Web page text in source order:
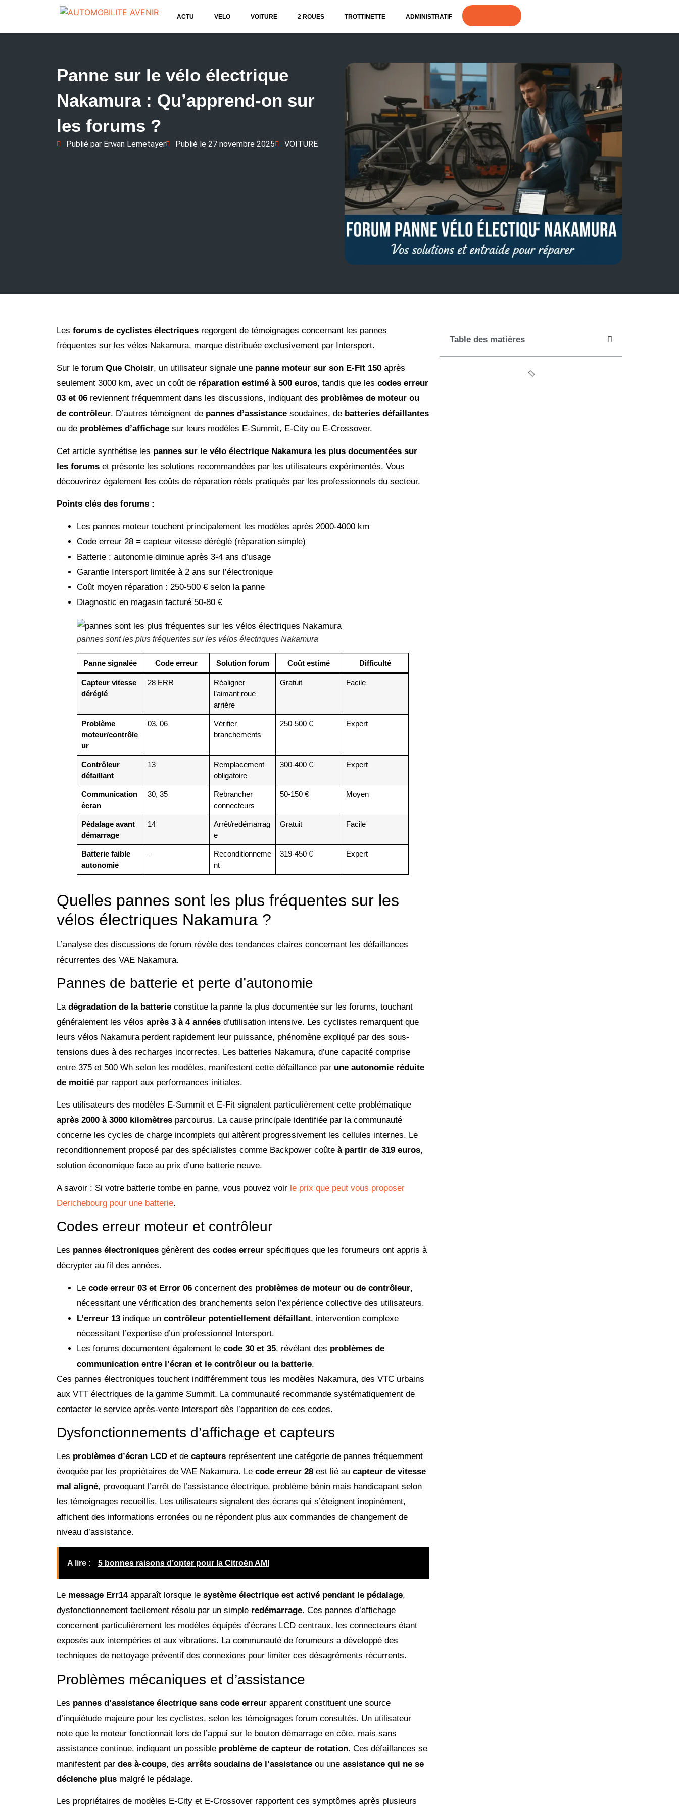
ACTU VELO VOITURE 2 ROUES TROTTINETTE ADMINISTRATIF
Panne sur le vélo électrique
Nakamura : Qu’apprend-on sur
les forums ?
Publié par Erwan Lemetayer Publié le 27 novembre 2025 VOITURE
Les forums de cyclistes électriques regorgent de témoignages concernant les pannes
fréquentes sur les vélos Nakamura, marque distribuée exclusivement par Intersport.
Sur le forum Que Choisir, un utilisateur signale une panne moteur sur son E-Fit 150 après
seulement 3000 km, avec un coût de réparation estimé à 500 euros, tandis que les codes erreur
03 et 06 reviennent fréquemment dans les discussions, indiquant des problèmes de moteur ou
de contrôleur. D’autres témoignent de pannes d’assistance soudaines, de batteries défaillantes
ou de problèmes d’affichage sur leurs modèles E-Summit, E-City ou E-Crossover.
Cet article synthétise les pannes sur le vélo électrique Nakamura les plus documentées sur
les forums et présente les solutions recommandées par les utilisateurs expérimentés. Vous
découvrirez également les coûts de réparation réels pratiqués par les professionnels du secteur.
Points clés des forums :
Les pannes moteur touchent principalement les modèles après 2000-4000 km
Code erreur 28 = capteur vitesse déréglé (réparation simple)
Batterie : autonomie diminue après 3-4 ans d’usage
Garantie Intersport limitée à 2 ans sur l’électronique
Coût moyen réparation : 250-500 € selon la panne
Diagnostic en magasin facturé 50-80 €
pannes sont les plus fréquentes sur les vélos électriques Nakamura
Panne signalée Code erreur Solution forum Coût estimé Difficulté
Capteur vitesse
déréglé
28 ERR
Réaligner
l’aimant roue
arrière
Gratuit Facile
Problème
moteur/contrôle
ur
03, 06
Vérifier
branchements
250-500 € Expert
Contrôleur
défaillant
13
Remplacement
obligatoire
300-400 € Expert
Communication
écran
30, 35
Rebrancher
connecteurs
50-150 € Moyen
Pédalage avant
démarrage
14
Arrêt/redémarrag
e
Gratuit Facile
Batterie faible
autonomie
–
Reconditionneme
nt
319-450 € Expert
Quelles pannes sont les plus fréquentes sur les
vélos électriques Nakamura ?
L’analyse des discussions de forum révèle des tendances claires concernant les défaillances
récurrentes des VAE Nakamura.
Pannes de batterie et perte d’autonomie
La dégradation de la batterie constitue la panne la plus documentée sur les forums, touchant
généralement les vélos après 3 à 4 années d’utilisation intensive. Les cyclistes remarquent que
leurs vélos Nakamura perdent rapidement leur puissance, phénomène expliqué par des sous-
tensions dues à des recharges incorrectes. Les batteries Nakamura, d’une capacité comprise
entre 375 et 500 Wh selon les modèles, manifestent cette défaillance par une autonomie réduite
de moitié par rapport aux performances initiales.
Les utilisateurs des modèles E-Summit et E-Fit signalent particulièrement cette problématique
après 2000 à 3000 kilomètres parcourus. La cause principale identifiée par la communauté
concerne les cycles de charge incomplets qui altèrent progressivement les cellules internes. Le
reconditionnement proposé par des spécialistes comme Backpower coûte à partir de 319 euros,
solution économique face au prix d’une batterie neuve.
A savoir : Si votre batterie tombe en panne, vous pouvez voir le prix que peut vous proposer
Derichebourg pour une batterie.
Codes erreur moteur et contrôleur
Les pannes électroniques génèrent des codes erreur spécifiques que les forumeurs ont appris à
décrypter au fil des années.
Le code erreur 03 et Error 06 concernent des problèmes de moteur ou de contrôleur,
nécessitant une vérification des branchements selon l’expérience collective des utilisateurs.
L’erreur 13 indique un contrôleur potentiellement défaillant, intervention complexe
nécessitant l’expertise d’un professionnel Intersport.
Les forums documentent également le code 30 et 35, révélant des problèmes de
communication entre l’écran et le contrôleur ou la batterie.
Ces pannes électroniques touchent indifféremment tous les modèles Nakamura, des VTC urbains
aux VTT électriques de la gamme Summit. La communauté recommande systématiquement de
contacter le service après-vente Intersport dès l’apparition de ces codes.
Dysfonctionnements d’affichage et capteurs
Les problèmes d’écran LCD et de capteurs représentent une catégorie de pannes fréquemment
évoquée par les propriétaires de VAE Nakamura. Le code erreur 28 est lié au capteur de vitesse
mal aligné, provoquant l’arrêt de l’assistance électrique, problème bénin mais handicapant selon
les témoignages recueillis. Les utilisateurs signalent des écrans qui s’éteignent inopinément,
affichent des informations erronées ou ne répondent plus aux commandes de changement de
niveau d’assistance.
A lire : 5 bonnes raisons d’opter pour la Citroën AMI
Le message Err14apparaît lorsque le système électrique est activé pendant le pédalage,
dysfonctionnement facilement résolu par un simple redémarrage. Ces pannes d’affichage
concernent particulièrement les modèles équipés d’écrans LCD centraux, les connecteurs étant
exposés aux intempéries et aux vibrations. La communauté de forumeurs a développé des
techniques de nettoyage préventif des connexions pour limiter ces désagréments récurrents.
Problèmes mécaniques et d’assistance
Les pannes d’assistance électrique sans code erreur apparent constituent une source
d’inquiétude majeure pour les cyclistes, selon les témoignages forum consultés. Un utilisateur
note que le moteur fonctionnait lors de l’appui sur le bouton démarrage en côte, mais sans
assistance continue, indiquant un possible problème de capteur de rotation. Ces défaillances se
manifestent par des à-coups, des arrêts soudains de l’assistance ou une assistance qui ne se
déclenche plus malgré le pédalage.
Les propriétaires de modèles E-City et E-Crossover rapportent ces symptômes après plusieurs
Table des matières